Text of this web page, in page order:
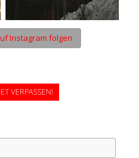
Instagram folgen
VERPASSEN!